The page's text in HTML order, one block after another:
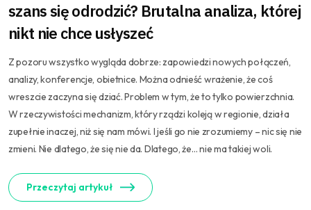
szans się odrodzić? Brutalna analiza, której
nikt nie chce usłyszeć
Z pozoru wszystko wygląda dobrze: zapowiedzi nowych połączeń,
analizy, konferencje, obietnice. Można odnieść wrażenie, że coś
wreszcie zaczyna się dziać. Problem w tym, że to tylko powierzchnia.
W rzeczywistości mechanizm, który rządzi koleją w regionie, działa
zupełnie inaczej, niż się nam mówi. I jeśli go nie zrozumiemy – nic się nie
zmieni. Nie dlatego, że się nie da. Dlatego, że… nie ma takiej woli.
Przeczytaj artykuł